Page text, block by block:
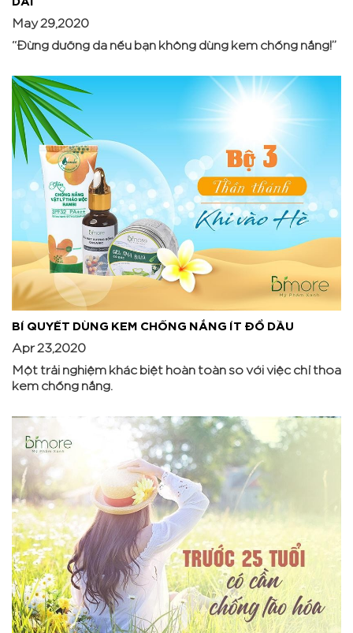
May 29,2020
“Đừng dưỡng da nếu bạn không dùng kem chống nắng!”
BÍ QUYẾT DÙNG KEM CHỐNG NẮNG ÍT ĐỔ DẦU
Apr 23,2020
Một trải nghiệm khác biệt hoàn toàn so với việc chỉ thoa
kem chống nắng.